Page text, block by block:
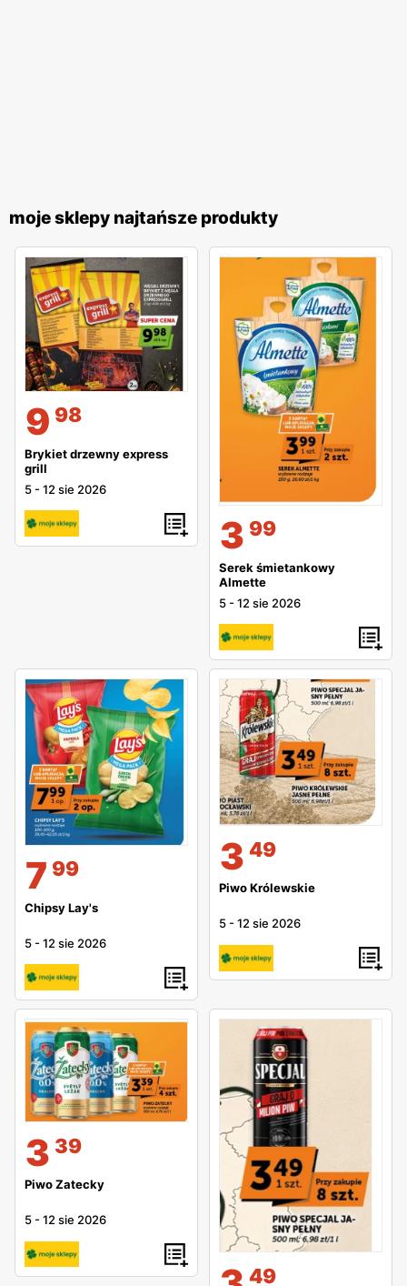
moje sklepy najtańsze produkty
9 98
Brykiet drzewny express
grill
5 -12 sie 2026
3 99
Serek śmietankowy
Almette
5 -12 sie 2026
7 99
Chipsy Lay's
5 -12 sie 2026
3 49
Piwo Królewskie
5 -12 sie 2026
3 39
Piwo Zatecky
5 -12 sie 2026
49